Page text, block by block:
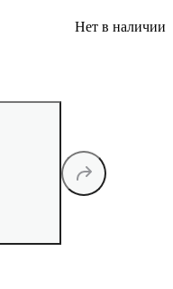
Нет в наличии